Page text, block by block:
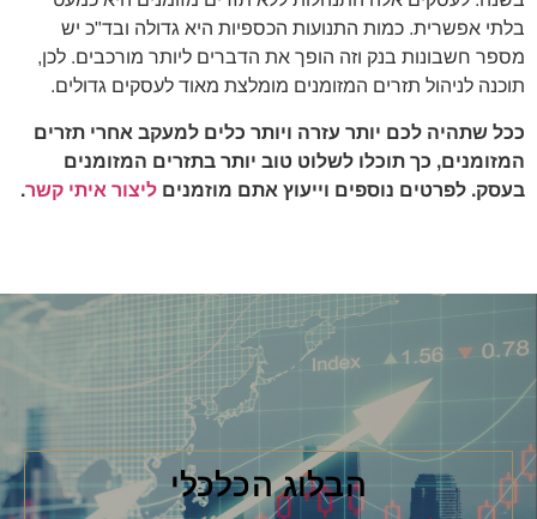
בלתי אפשרית. כמות התנועות הכספיות היא גדולה ובד"כ יש
מספר חשבונות בנק וזה הופך את הדברים ליותר מורכבים. לכן,
תוכנה לניהול תזרים המזומנים מומלצת מאוד לעסקים גדולים.
ככל שתהיה לכם יותר עזרה ויותר כלים למעקב אחרי תזרים
המזומנים, כך תוכלו לשלוט טוב יותר בתזרים המזומנים
בעסק. לפרטים נוספים וייעוץ אתם מוזמנים ליצור איתי קשר.
הבלוג הכלכלי